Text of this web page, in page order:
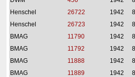
Henschel
26722 1942
Henschel
26723 1942
BMAG
11790 1942
BMAG
11792 1942
BMAG
11888 1942
BMAG
11889 1942